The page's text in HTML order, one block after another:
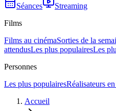
Séances
Streaming
Films
Films au cinémaSorties de la
attendusLes plus populairesLes
Personnes
Les plus populairesRéalisateurs
Accueil